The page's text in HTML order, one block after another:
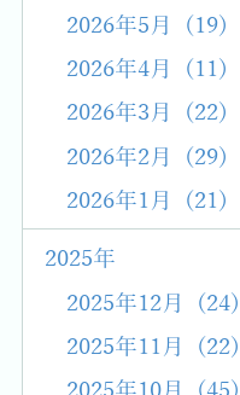
2026年5月 (19)
2026年4月 (11)
2026年3月 (22)
2026年2月 (29)
2026年1月 (21)
2025年
2025年12月 (24)
2025年11月 (22)